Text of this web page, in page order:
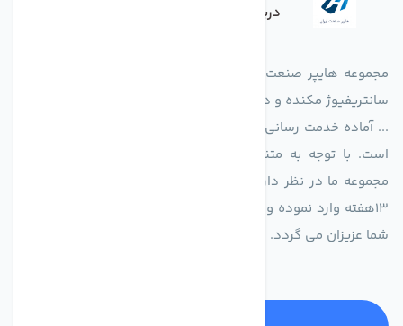
درباره فروشگاه
مجموعه هایپر صنعت ایران در امر تولید و واردات انواع فن های
سانتریفیوژ مکنده و دمنده آکسیال، سقفی، بین کانالی، مرغداری و
... آماده خدمت رسانی به شرکت های تولیدی، صنعتی و ساختمانی
است. با توجه به متنوع بودن فن های تولیدی کمپانی اروپایی
مجموعه ما در نظر دارد کالاهای تخصصی شما عزیزان رو در صرف
13هفته وارد نموده و این عمر باعث صرفه جویی در هزینه و زمان
شما عزیزان می گردد.